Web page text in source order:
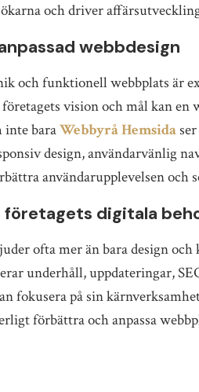
och driver
webbdesign
och funktionell webbplats är
vision och mål kan en
inte baraWebbyrå Hemsida
design, användarvänlig
användarupplevelsen och
digitala
ofta mer än bara design
underhåll, uppdateringar,
fokusera på sin
förbättra och anpassa